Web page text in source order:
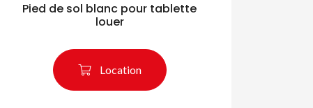
Pied de sol blanc pour tablette
louer
Location